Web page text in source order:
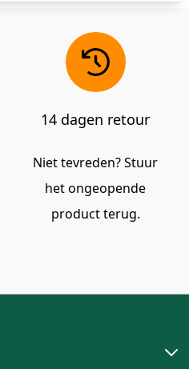
14 dagen retour
Niet tevreden? Stuur
het ongeopende
product terug.